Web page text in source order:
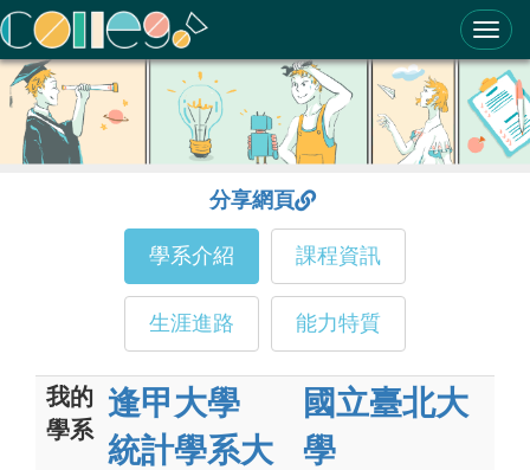
ColleGo! 大學選才與高中育才輔助系統
分享網頁
學系介紹 課程資訊
生涯進路 能力特質
我的
學系
逢甲大學
統計學系大
國立臺北大
學